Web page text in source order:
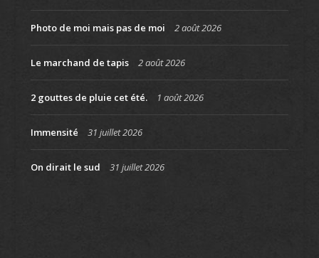
Photo de moi mais pas de moi 2 août 2026
Le marchand de tapis 2 août 2026
2 gouttes de pluie cet été. 1 août 2026
Immensité 31 juillet 2026
On dirait le sud 31 juillet 2026